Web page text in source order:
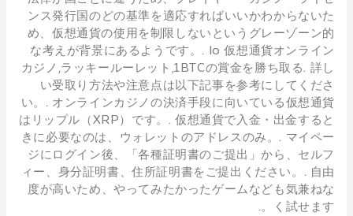
ンス発行国のどの基準を適応すればいいかわからないた
め、仮想通貨の使用を制限しないというグレーゾーン的
な考えが背景にあるようです。. Io 仮想通貨オンライン
カジノ,ラッキールーレット,1BTCの賞金を勝ち取る. 詳し
い受取り方法や注意点は以下記事を参考にしてくださ
い。. オンラインカジノの決済手段に向いている仮想通貨
はリップル（XRP）です。. 仮想通貨で入金・出金すると
きに必要なのは、ウォレットのアドレスのみ。. マイペー
ジにログイン後、「各種証明書のご提出」から、セルフ
ィー、身分証明書、住所証明書をご提出ください。. 自由
度が高いため、やってみたかったゲームなども気兼ねな
く試せます。.